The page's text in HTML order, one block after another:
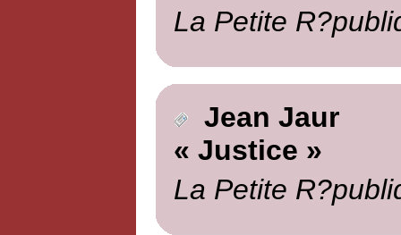
La Petite
Jean Jaur
« Justice »
La Petite